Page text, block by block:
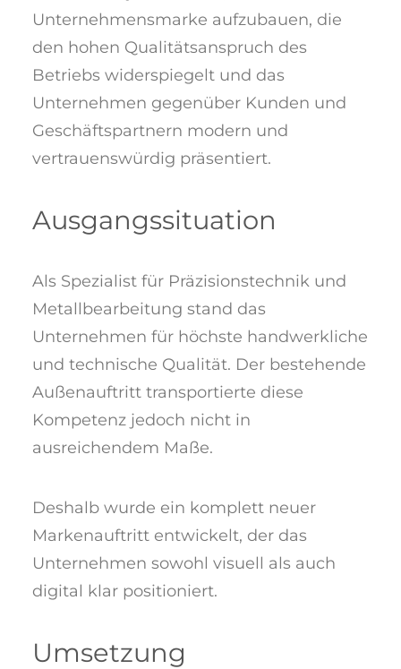
Unternehmensmarke aufzubauen, die
den hohen Qualitätsanspruch des
Betriebs widerspiegelt und das
Unternehmen gegenüber Kunden und
Geschäftspartnern modern und
vertrauenswürdig präsentiert.
Ausgangssituation
Als Spezialist für Präzisionstechnik und
Metallbearbeitung stand das
Unternehmen für höchste handwerkliche
und technische Qualität. Der bestehende
Außenauftritt transportierte diese
Kompetenz jedoch nicht in
ausreichendem Maße.
Deshalb wurde ein komplett neuer
Markenauftritt entwickelt, der das
Unternehmen sowohl visuell als auch
digital klar positioniert.
Umsetzung